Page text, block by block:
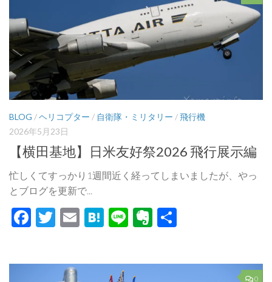
BLOG /ヘリコプター / 自衛隊・ミリタリー /飛行機
2026年5月23日
【横田基地】日米友好祭2026 飛行展示編
忙しくてすっかり1週間近く経ってしまいましたが、やっ
とブログを更新で...
Facebook
Twitter
EmailHatena
LineEvernote
0